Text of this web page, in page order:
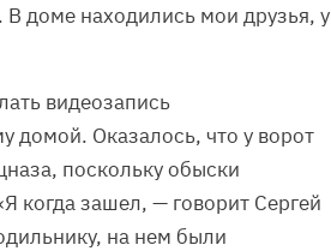
В доме находились мои друзья, у
видеозапись
домой. Оказалось, что у ворот
поскольку обыски
когда зашел, — говорит Сергей
на нем были